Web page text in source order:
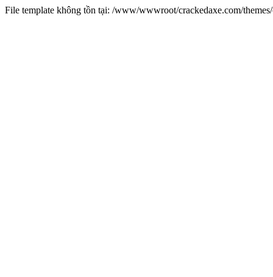
File template không tồn tại: /www/wwwroot/crackedaxe.com/